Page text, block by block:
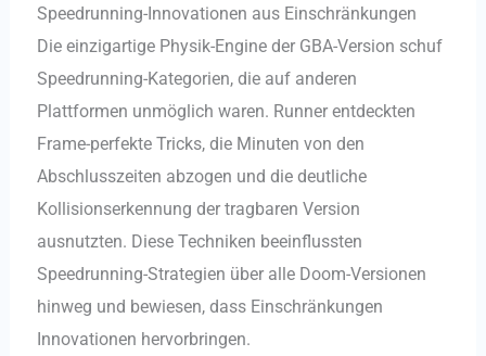
Speedrunning-Innovationen aus Einschränkungen
Die einzigartige Physik-Engine der GBA-Version schuf
Speedrunning-Kategorien, die auf anderen
Plattformen unmöglich waren. Runner entdeckten
Frame-perfekte Tricks, die Minuten von den
Abschlusszeiten abzogen und die deutliche
Kollisionserkennung der tragbaren Version
ausnutzten. Diese Techniken beeinflussten
Speedrunning-Strategien über alle Doom-Versionen
hinweg und bewiesen, dass Einschränkungen
Innovationen hervorbringen.